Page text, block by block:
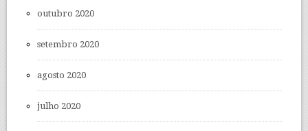
outubro 2020
setembro 2020
agosto 2020
julho 2020